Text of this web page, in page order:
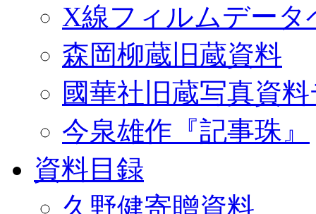
X線フィルムデータ
森岡柳蔵旧蔵資料
國華社旧蔵写真資
今泉雄作『記事珠』
資料目録
久野健寄贈資料